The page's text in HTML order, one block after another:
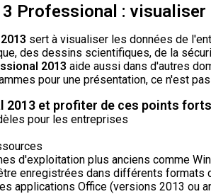
Professional : visualiser
sert à visualiser les données de
des dessins scientifiques, de la
2013 aide aussi dans d'autres
pour une présentation, ce n'est
2013 et profiter de ces points forts
pour les entreprises
d'exploitation plus anciens comme
enregistrées dans différents formats
applications Office (versions 2013 ou